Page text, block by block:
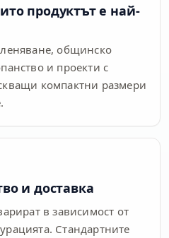
продуктът е най-
общинско
и проекти с
компактни размери
и доставка
в зависимост от
Стандартните